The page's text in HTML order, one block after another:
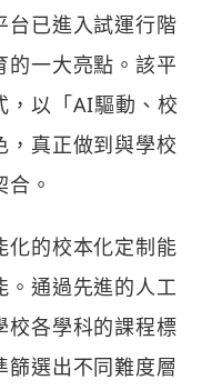
台已進入試運行階
的一大亮點。該平
，以「AI驅動、校
，真正做到與學校
。
化的校本化定制能
。通過先進的人工
校各學科的課程標
篩選出不同難度層